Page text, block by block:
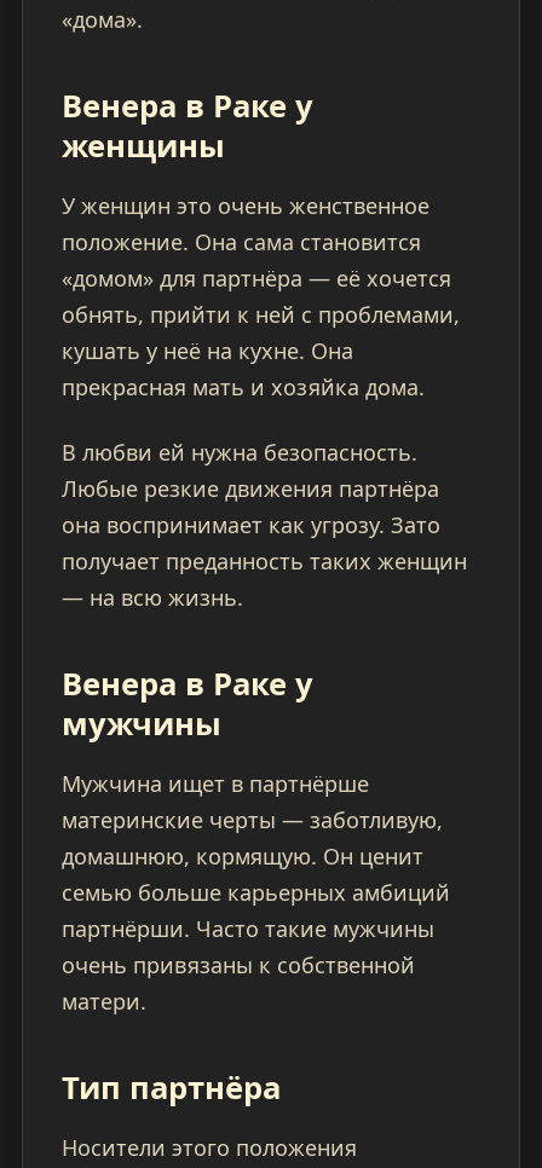
«дома».
Венера в Раке у
женщины
У женщин это очень женственное
положение. Она сама становится
«домом» для партнёра — её хочется
обнять, прийти к ней с проблемами,
кушать у неё на кухне. Она
прекрасная мать и хозяйка дома.
В любви ей нужна безопасность.
Любые резкие движения партнёра
она воспринимает как угрозу. Зато
получает преданность таких женщин
— на всю жизнь.
Венера в Раке у
мужчины
Мужчина ищет в партнёрше
материнские черты — заботливую,
домашнюю, кормящую. Он ценит
семью больше карьерных амбиций
партнёрши. Часто такие мужчины
очень привязаны к собственной
матери.
Тип партнёра
Носители этого положения